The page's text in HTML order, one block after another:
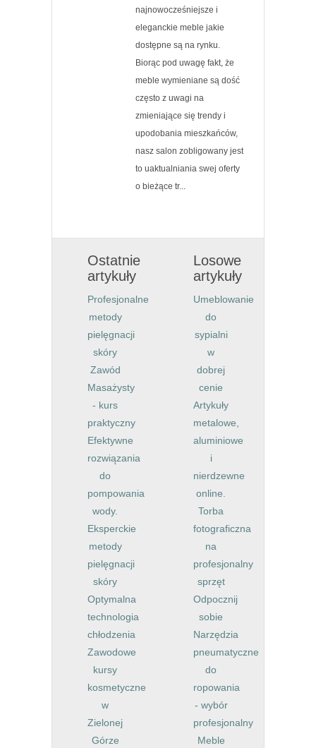
najnowocześniejsze i
eleganckie meble jakie
dostępne są na rynku.
Biorąc pod uwagę fakt, że
meble wymieniane są dość
często z uwagi na
zmieniające się trendy i
upodobania mieszkańców,
nasz salon zobligowany jest
to uaktualniania swej oferty
o bieżące tr...
Ostatnie
artykuły
Profesjonalne
metody
pielęgnacji
skóry
Zawód
Masażysty
- kurs
praktyczny
Efektywne
rozwiązania
do
pompowania
wody.
Eksperckie
metody
pielęgnacji
skóry
Optymalna
technologia
chłodzenia
Zawodowe
kursy
kosmetyczne
w
Zielonej
Górze
Losowe
artykuły
Umeblowanie
do
sypialni
w
dobrej
cenie
Artykuły
metalowe,
aluminiowe
i
nierdzewne
online.
Torba
fotograficzna
na
profesjonalny
sprzęt
Odpocznij
sobie
Narzędzia
pneumatyczne
do
ropowania
- wybór
profesjonalny
Meble